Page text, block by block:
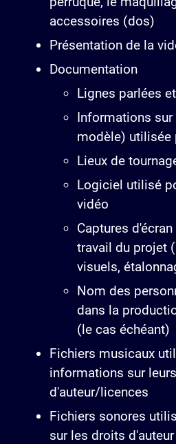
accessoires (dos)
Présentation de la
Documentation
Lignes parlées
Informations
modèle) utilisée
Lieux de
Logiciel utilisé
vidéo
Captures
travail du projet
visuels,
Nom des
dans la
(le cas échéant)
Fichiers musicaux
informations sur
d'auteur/licences
Fichiers sonores
sur les droits